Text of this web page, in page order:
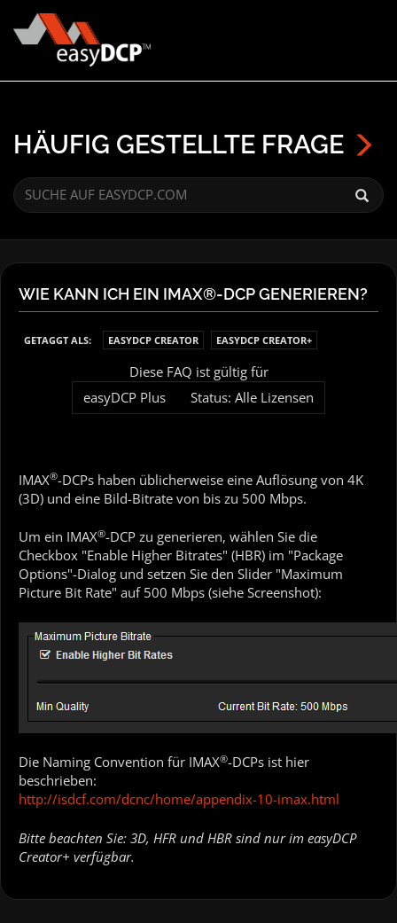
HÄUFIG GESTELLTE FRAGE
WIE KANN ICH EIN IMAX®-DCP GENERIEREN?
GETAGGT ALS: EASYDCP CREATOR EASYDCP CREATOR+
Diese FAQ ist gültig für
easyDCP Plus
Status: Alle Lizensen
IMAX®-DCPs haben üblicherweise eine Auflösung von 4K
(3D) und eine Bild-Bitrate von bis zu 500 Mbps.
Um ein IMAX®-DCP zu generieren, wählen Sie die
Checkbox "Enable Higher Bitrates" (HBR) im "Package
Options"-Dialog und setzen Sie den Slider "Maximum
Picture Bit Rate" auf 500 Mbps (siehe Screenshot):
Die Naming Convention für IMAX®-DCPs ist hier
beschrieben:
http://isdcf.com/dcnc/home/appendix-10-imax.html
Bitte beachten Sie: 3D, HFR und HBR sind nur im easyDCP
Creator+ verfügbar.